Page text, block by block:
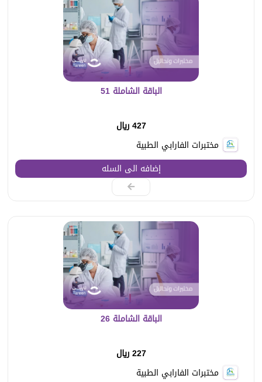
الباقة الشاملة 51
427 ريال
مختبرات الفارابي الطبية
إضافه الى السله
الباقة الشاملة 26
227 ريال
مختبرات الفارابي الطبية